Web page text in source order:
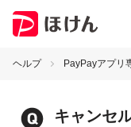
ヘルプ PayPayアプリ
キャンセ